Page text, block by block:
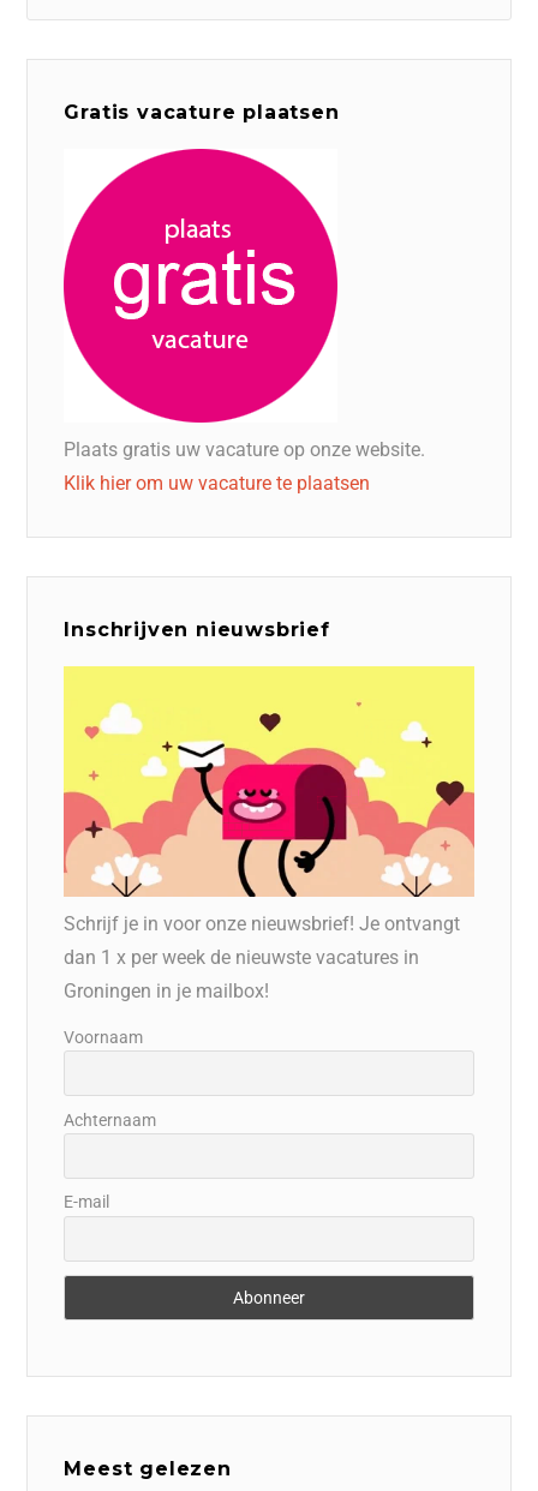
Gratis vacature plaatsen
Plaats gratis uw vacature op onze website.
Klik hier om uw vacature te plaatsen
Inschrijven nieuwsbrief
Schrijf je in voor onze nieuwsbrief! Je ontvangt
dan 1 x per week de nieuwste vacatures in
Groningen in je mailbox!
Voornaam
Achternaam
E-mail
Meest gelezen